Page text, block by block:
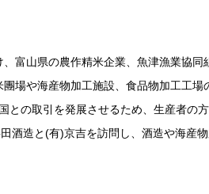
富山県の農作精米企業、魚津漁業協同
場や海産物加工施設、食品物加工工場
との取引を発展させるため、生産者の
酒造と(有)京吉を訪問し、酒造や海産